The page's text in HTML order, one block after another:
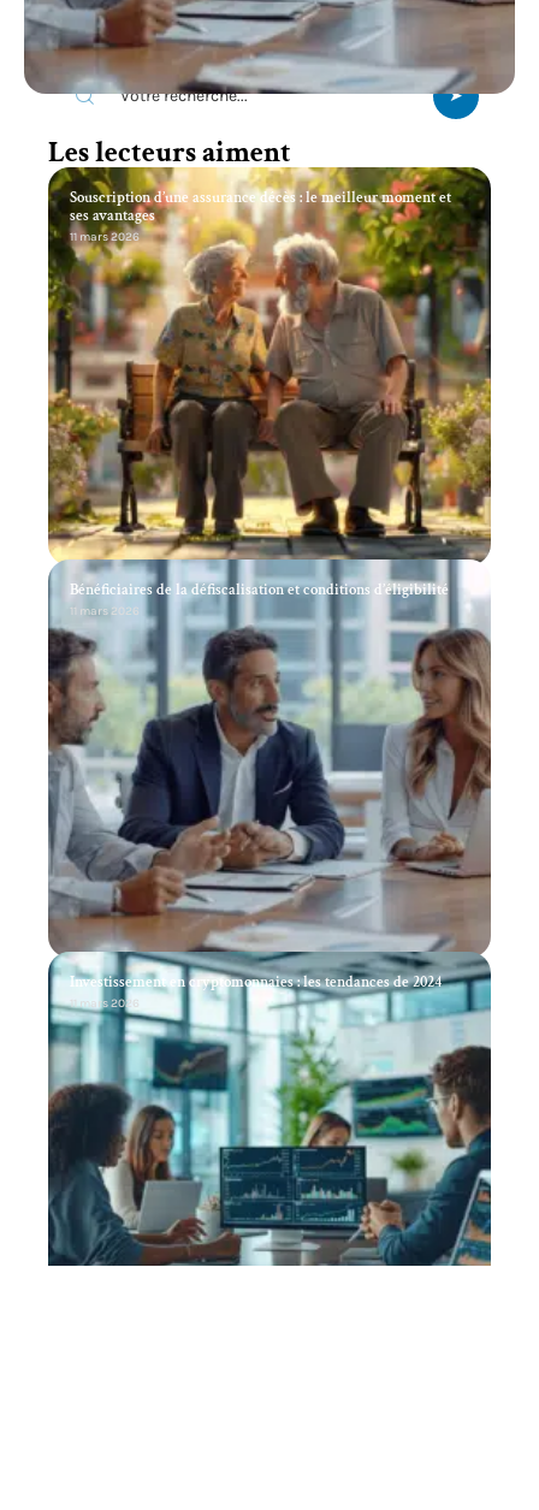
Recherche
Les lecteurs aiment
Souscription d’une assurance décès : le meilleur moment et
ses avantages
11 mars 2026
Bénéficiaires de la défiscalisation et conditions d’éligibilité
11 mars 2026
Investissement en cryptomonnaies : les tendances de 2024
11 mars 2026